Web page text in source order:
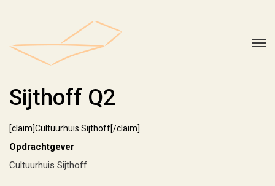
Sijthoff Q2
[claim]Cultuurhuis Sijthoff[/claim]
Opdrachtgever
Cultuurhuis Sijthoff